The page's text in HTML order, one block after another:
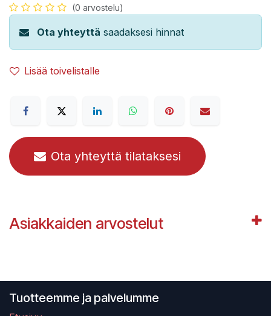
(0 arvostelu)
Ota yhteyttä saadaksesi hinnat
Lisää toivelistalle
Ota yhteyttä tilataksesi
Asiakkaiden arvostelut
Tuotteemme ja palvelumme